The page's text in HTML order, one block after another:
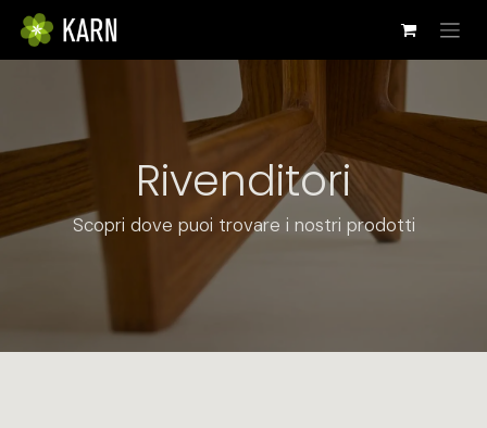
Passa al contenuto
Rivenditori
Scopri dove puoi trovare i nostri prodotti